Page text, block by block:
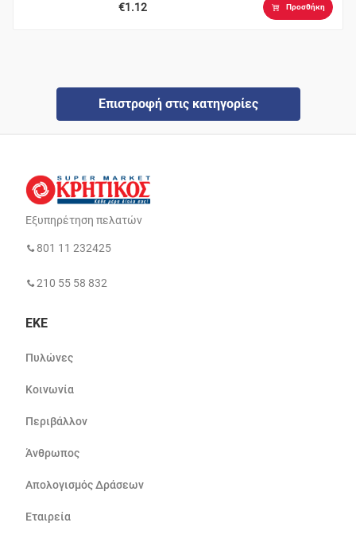
€1.12 Προσθήκη
Επιστροφή στις κατηγορίες
Εξυπηρέτηση πελατών
801 11 232425
210 55 58 832
ΕΚΕ
Πυλώνες
Κοινωνία
Περιβάλλον
Άνθρωπος
Απολογισμός Δράσεων
Εταιρεία